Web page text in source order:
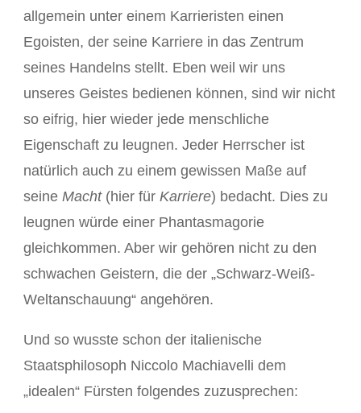
allgemein unter einem Karrieristen einen
Egoisten, der seine Karriere in das Zentrum
seines Handelns stellt. Eben weil wir uns
unseres Geistes bedienen können, sind wir nicht
so eifrig, hier wieder jede menschliche
Eigenschaft zu leugnen. Jeder Herrscher ist
natürlich auch zu einem gewissen Maße auf
seine Macht(hier für Karriere) bedacht. Dies zu
leugnen würde einer Phantasmagorie
gleichkommen. Aber wir gehören nicht zu den
schwachen Geistern, die der „Schwarz-Weiß-
Weltanschauung“ angehören.
Und so wusste schon der italienische
Staatsphilosoph Niccolo Machiavelli dem
„idealen“ Fürsten folgendes zuzusprechen: